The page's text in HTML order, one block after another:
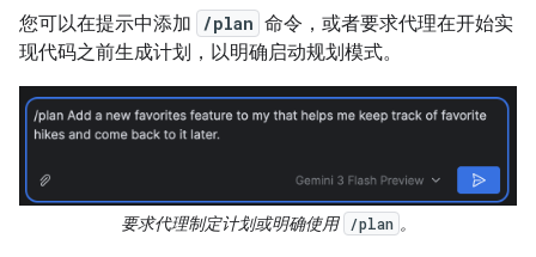
您可以在提示中添加 /plan 命令，或者要求代理在开始实
现代码之前生成计划，以明确启动规划模式。
要求代理制定计划或明确使用 /plan 。